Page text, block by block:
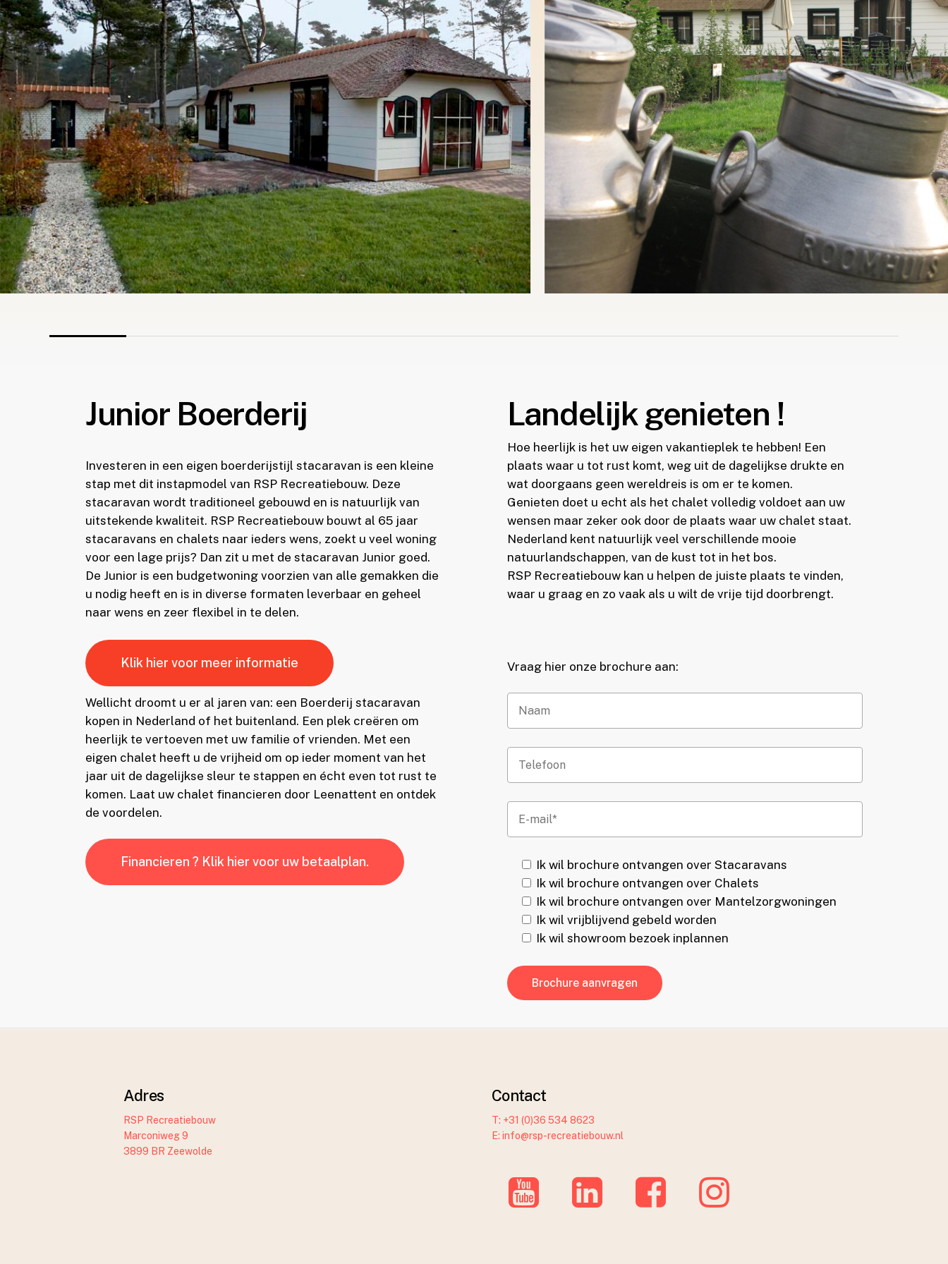
Junior Boerderij
Investeren in een eigen boerderijstijl stacaravan is een kleine
stap met dit instapmodel van RSP Recreatiebouw. Deze
stacaravan wordt traditioneel gebouwd en is natuurlijk van
uitstekende kwaliteit. RSP Recreatiebouw bouwt al 65 jaar
stacaravans en chalets naar ieders wens, zoekt u veel woning
voor een lage prijs? Dan zit u met de stacaravan Junior goed.
De Junior is een budgetwoning voorzien van alle gemakken die
u nodig heeft en is in diverse formaten leverbaar en geheel
naar wens en zeer flexibel in te delen.
Klik hier voor meer informatie
Wellicht droomt u er al jaren van: een Boerderij stacaravan
kopen in Nederland of het buitenland. Een plek creëren om
heerlijk te vertoeven met uw familie of vrienden. Met een
eigen chalet heeft u de vrijheid om op ieder moment van het
jaar uit de dagelijkse sleur te stappen en écht even tot rust te
komen. Laat uw chalet financieren door Leenattent en ontdek
de voordelen.
Financieren ? Klik hier voor uw betaalplan.
Landelijk genieten !
Hoe heerlijk is het uw eigen vakantieplek te hebben! Een
plaats waar u tot rust komt, weg uit de dagelijkse drukte en
wat doorgaans geen wereldreis is om er te komen.
Genieten doet u echt als het chalet volledig voldoet aan uw
wensen maar zeker ook door de plaats waar uw chalet staat.
Nederland kent natuurlijk veel verschillende mooie
natuurlandschappen, van de kust tot in het bos.
RSP Recreatiebouw kan u helpen de juiste plaats te vinden,
waar u graag en zo vaak als u wilt de vrije tijd doorbrengt.
Vraag hier onze brochure aan:
Ik wil brochure ontvangen over Stacaravans
Ik wil brochure ontvangen over Chalets
Ik wil brochure ontvangen over Mantelzorgwoningen
Ik wil vrijblijvend gebeld worden
Ik wil showroom bezoek inplannen
Adres
RSP Recreatiebouw
Marconiweg 9
3899 BR Zeewolde
Contact
T: +31 (0)36 534 8623
E: info@rsp-recreatiebouw.nl